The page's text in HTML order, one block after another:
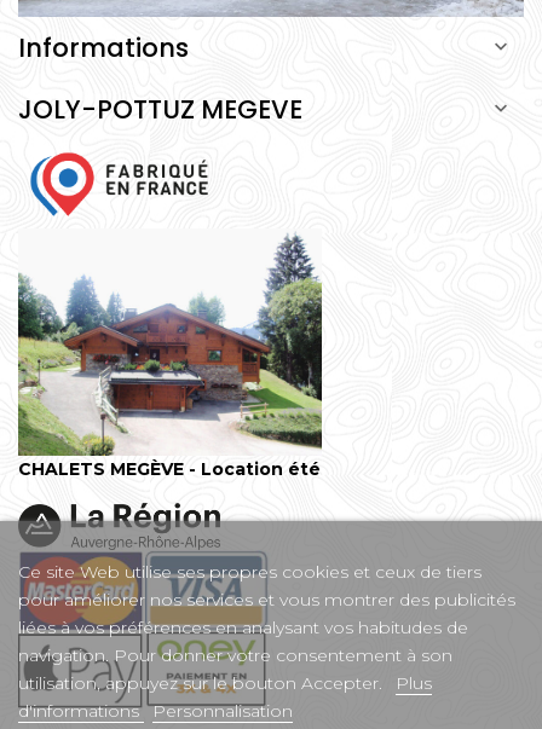
Informations 
JOLY-POTTUZ MEGEVE 
CHALETS MEGÈVE - Location été
Ce site Web utilise ses propres cookies et ceux de tiers
pour améliorer nos services et vous montrer des publicités
liées à vos préférences en analysant vos habitudes de
navigation. Pour donner votre consentement à son
utilisation, appuyez sur le bouton Accepter.
Plus
d'informations Personnalisation